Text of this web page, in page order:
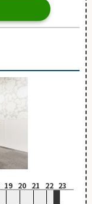
19 20 21 22 23